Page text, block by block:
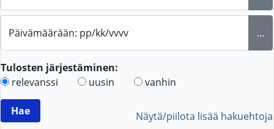
Päivämäärään: pp/kk/vvvv ...
Tulosten järjestäminen:
relevanssi
uusin vanhin
Näytä/piilota lisää hakuehtoja